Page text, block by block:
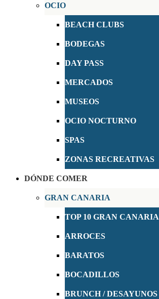
OCIO
BEACH CLUBS
BODEGAS
DAY PASS
MERCADOS
MUSEOS
OCIO NOCTURNO
SPAS
ZONAS RECREATIVAS
DÓNDE COMER
GRAN CANARIA
TOP 10 GRAN CANARIA
ARROCES
BARATOS
BOCADILLOS
BRUNCH / DESAYUNOS